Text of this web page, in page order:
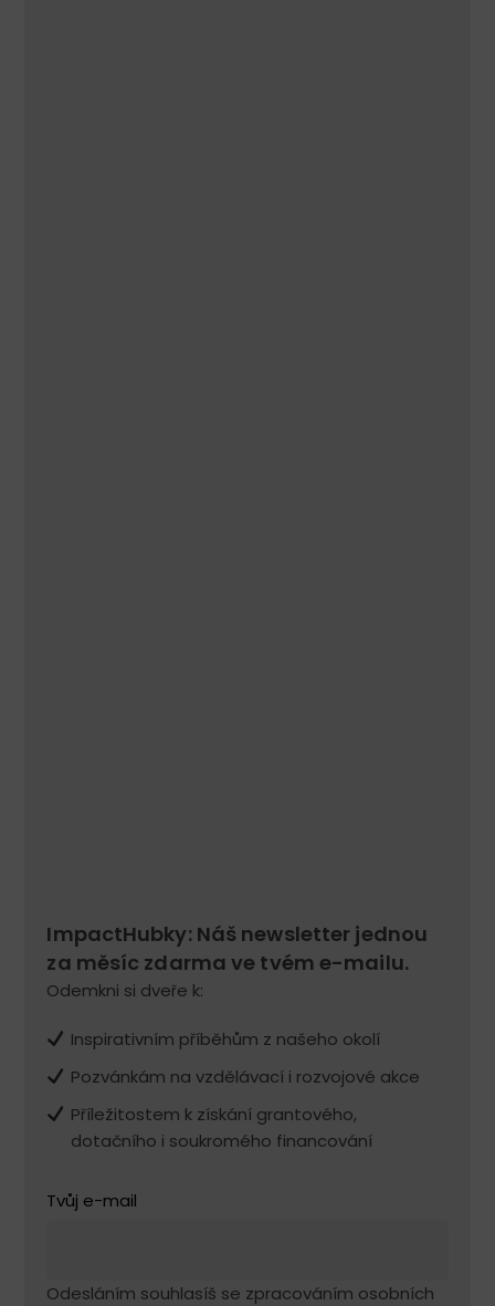
ImpactHubky: Náš newsletter jednou
za měsíc zdarma ve tvém e-mailu.
Odemkni si dveře k:
Inspirativním příběhům z našeho okolí
Pozvánkám na vzdělávací i rozvojové akce
Příležitostem k získání grantového,
dotačního i soukromého financování
Tvůj e-mail
Odesláním souhlasíš se zpracováním osobních